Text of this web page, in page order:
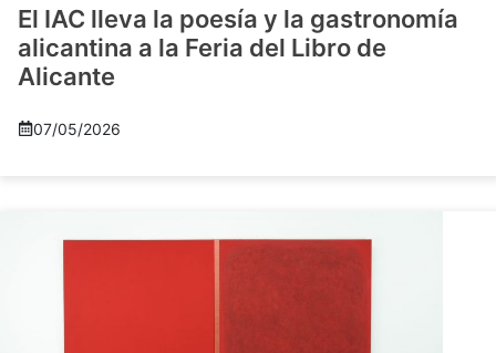
El IAC lleva la poesía y la gastronomía
alicantina a la Feria del Libro de
Alicante
07/05/2026